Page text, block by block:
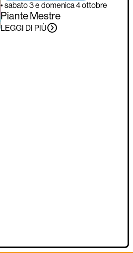
• sabato 3 e domenica 4 ottobre
Piante Mestre
LEGGI DI PIÙ